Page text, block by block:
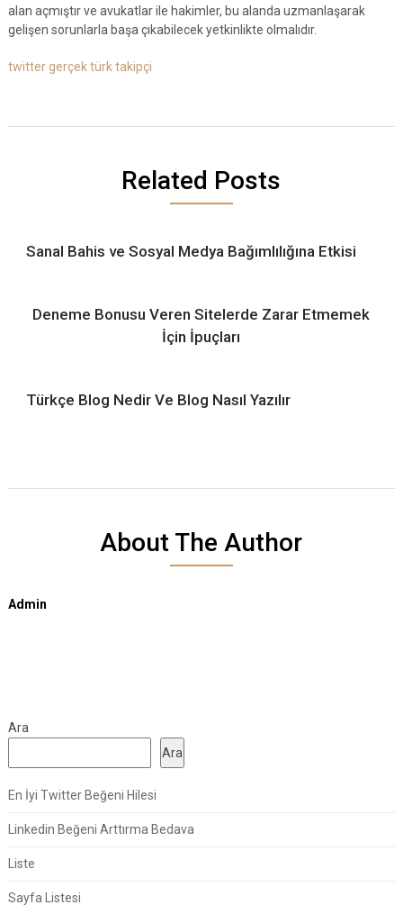
alan açmıştır ve avukatlar ile hakimler, bu alanda uzmanlaşarak
gelişen sorunlarla başa çıkabilecek yetkinlikte olmalıdır.
twitter gerçek türk takipçi
Related Posts
Sanal Bahis ve Sosyal Medya Bağımlılığına Etkisi
Deneme Bonusu Veren Sitelerde Zarar Etmemek
İçin İpuçları
Türkçe Blog Nedir Ve Blog Nasıl Yazılır
About The Author
Admin
Ara
Ara
En İyi Twitter Beğeni Hilesi
Linkedin Beğeni Arttırma Bedava
Liste
Sayfa Listesi